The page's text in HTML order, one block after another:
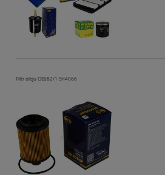
Filtr oleju OE682/1 SH4066